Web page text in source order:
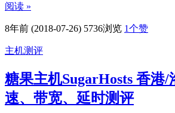
阅读 »
8年前 (2018-07-26) 5736浏览 1个赞
主机测评
糖果主机SugarHosts 香港/
速、带宽、延时测评